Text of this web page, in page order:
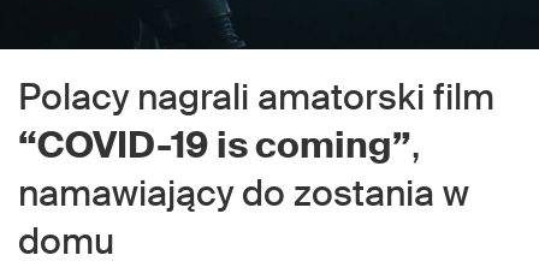
Polacy nagrali amatorski film
“COVID-19 is coming”,
namawiający do zostania w
domu